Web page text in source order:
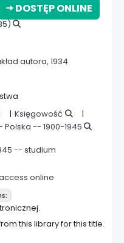
🠆 DOSTĘP ONLINE
autora, 1934
Księgowość
-- 1900-1945
-- studium
online
this library for this title.